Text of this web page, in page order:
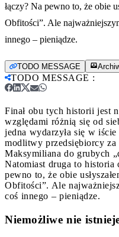
łączy? Na pewno to, że obie
Obfitościˮ. Ale
innego – pieniądze.
TODO MESSAGE
TODO MESSAGE :
Finał obu tych historii jest
względami różnią się od
jedna wydarzyła się w
modlitwy przedsiębiorcy
Maksymiliana do grubych
Natomiast druga to historia
pewno to, że obie
Obfitościˮ. Ale
coś innego – pieniądze.
Niemożliwe nie